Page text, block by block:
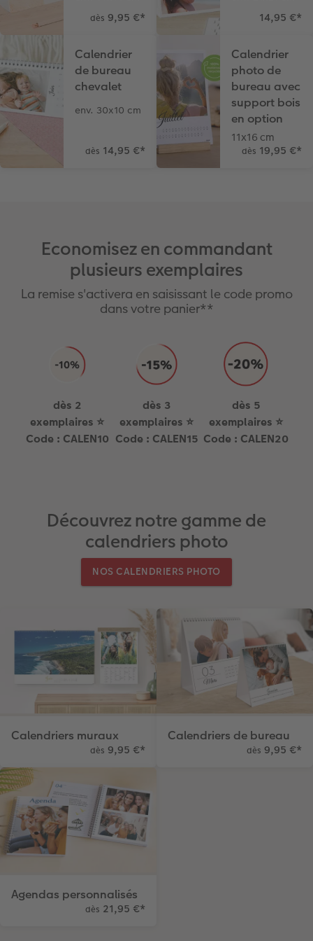
dès 9,95 €* 14,95 €*
Calendrier
de bureau
chevalet
env. 30x10 cm
dès 14,95 €*
Calendrier
photo de
bureau avec
support bois
en option
11x16 cm
dès 19,95 €*
Economisez en commandant
plusieurs exemplaires
La remise s'activera en saisissant le code promo
dans votre panier**
dès 2
exemplaires ⭐
Code : CALEN10
dès 3
exemplaires ⭐
Code : CALEN15
dès 5
exemplaires ⭐
Code : CALEN20
Découvrez notre gamme de
calendriers photo
NOS CALENDRIERS PHOTO
Calendriers muraux
dès 9,95 €*
Calendriers de bureau
dès 9,95 €*
Agendas personnalisés
dès 21,95 €*